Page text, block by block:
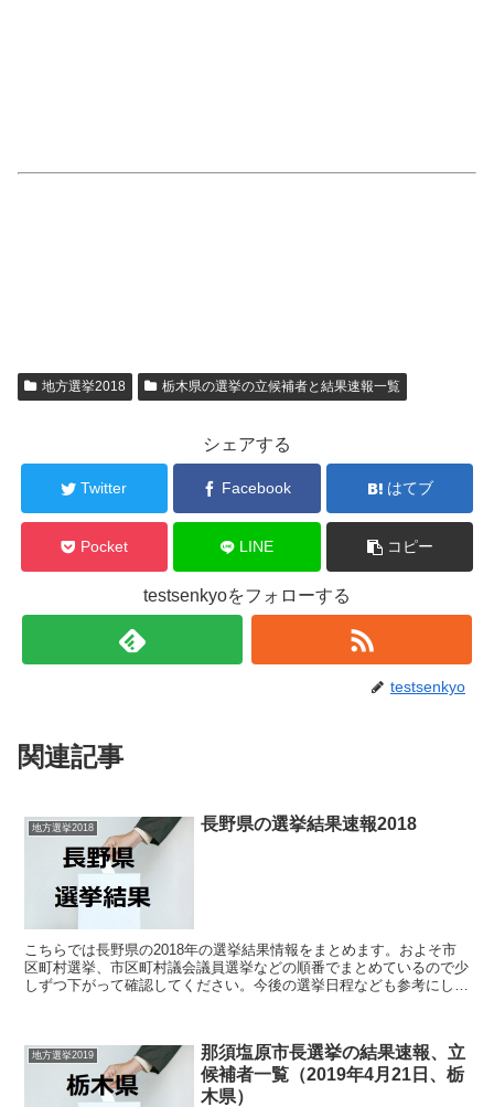
地方選挙2018 栃木県の選挙の立候補者と結果速報一覧
シェアする
Twitter Facebook はてブ
Pocket LINE コピー
testsenkyoをフォローする
testsenkyo
関連記事
地方選挙2018 長野県の選挙結果速報2018
こちらでは長野県の2018年の選挙結果情報をまとめます。およそ市
区町村選挙、市区町村議会議員選挙などの順番でまとめているので少
しずつ下がって確認してください。今後の選挙日程なども参考にして
地方選挙2019
那須塩原市長選挙の結果速報、立
候補者一覧（2019年4月21日、栃
木県）